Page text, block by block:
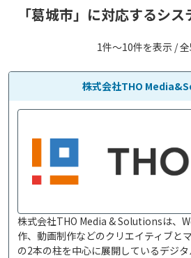
「葛城市」に対応するシ
1件〜10件を表示 /
株式会社THO
株式会社THO Media & Solutionsは、
作、動画制作などのクリエイティブと
の2本の柱を中心に展開しているデジタ